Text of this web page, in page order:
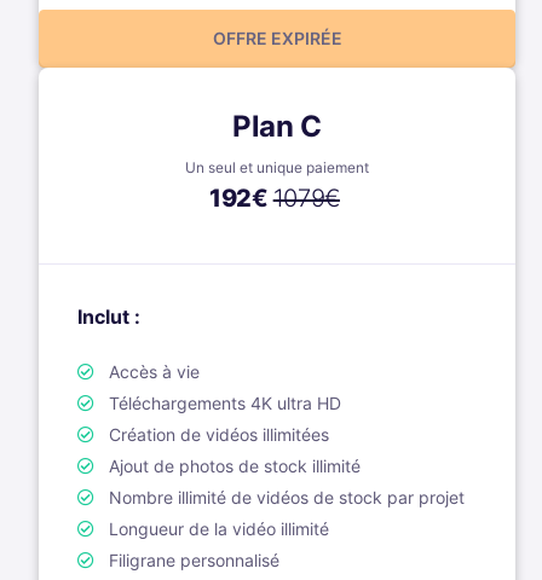
OFFRE EXPIRÉE
Plan C
Un seul et unique paiement
192€1079€
Inclut :
Accès à vie
Téléchargements 4K ultra HD
Création de vidéos illimitées
Ajout de photos de stock illimité
Nombre illimité de vidéos de stock par projet
Longueur de la vidéo illimité
Filigrane personnalisé